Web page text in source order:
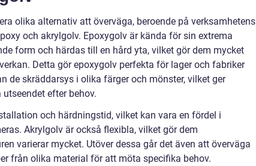
olika alternativ att överväga, beroende på verksamhetens
och akrylgolv. Epoxygolv är kända för sin extrema
form och härdas till en hård yta, vilket gör dem mycket
Detta gör epoxygolv perfekta för lager och fabriker
de skräddarsys i olika färger och mönster, vilket ger
efter behov.
och härdningstid, vilket kan vara en fördel i
Akrylgolv är också flexibla, vilket gör dem
varierar mycket. Utöver dessa går det även att överväga
från olika material för att möta specifika behov.